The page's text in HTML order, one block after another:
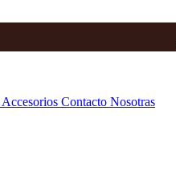
Accesorios Contacto Nosotras